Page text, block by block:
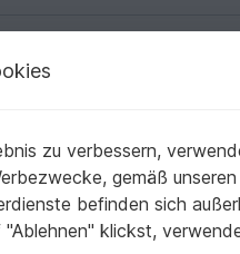
für jeden Tag
Accessoires: Mit
genau diese Baby-
zu verbessern,
gemäß unseren
befinden sich
"Ablehnen" klickst,